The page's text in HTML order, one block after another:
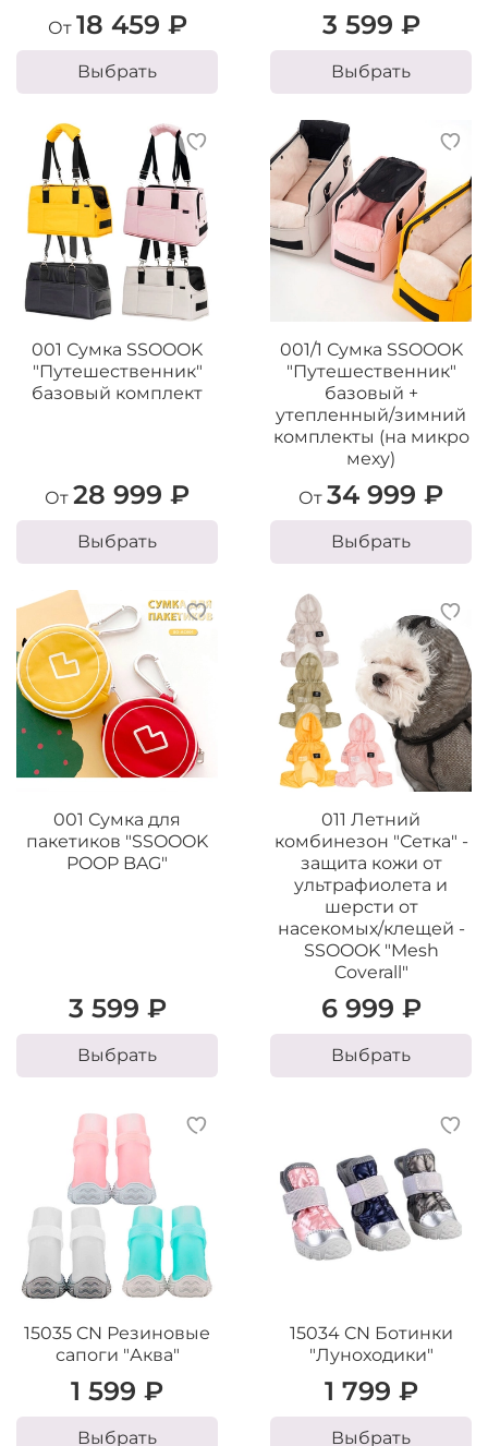
От 18 459 ₽
Выбрать
3 599 ₽
Выбрать
001 Сумка SSOOOK
"Путешественник"
базовый комплект
От 28 999 ₽
Выбрать
001/1 Сумка SSOOOK
"Путешественник"
базовый +
утепленный/зимний
комплекты (на микро
меху)
От 34 999 ₽
Выбрать
001 Сумка для
пакетиков "SSOOOK
POOP BAG"
3 599 ₽
Выбрать
011 Летний
комбинезон "Сетка" -
защита кожи от
ультрафиолета и
шерсти от
насекомых/клещей -
SSOOOK "Mesh
Coverall"
6 999 ₽
Выбрать
15035 CN Резиновые
сапоги "Аква"
1 599 ₽
Выбрать
15034 CN Ботинки
"Луноходики"
1 799 ₽
Выбрать